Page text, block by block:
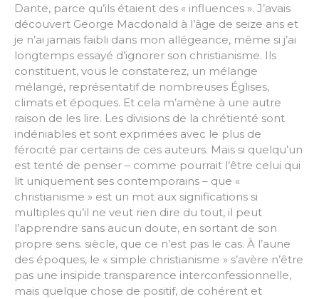
Dante, parce qu’ils étaient des « influences ». J’avais
découvert George Macdonald à l’âge de seize ans et
je n’ai jamais faibli dans mon allégeance, même si j’ai
longtemps essayé d’ignorer son christianisme. Ils
constituent, vous le constaterez, un mélange
mélangé, représentatif de nombreuses Églises,
climats et époques. Et cela m’amène à une autre
raison de les lire. Les divisions de la chrétienté sont
indéniables et sont exprimées avec le plus de
férocité par certains de ces auteurs. Mais si quelqu’un
est tenté de penser – comme pourrait l’être celui qui
lit uniquement ses contemporains – que «
christianisme » est un mot aux significations si
multiples qu’il ne veut rien dire du tout, il peut
l’apprendre sans aucun doute, en sortant de son
propre sens. siècle, que ce n’est pas le cas. À l’aune
des époques, le « simple christianisme » s’avère n’être
pas une insipide transparence interconfessionnelle,
mais quelque chose de positif, de cohérent et